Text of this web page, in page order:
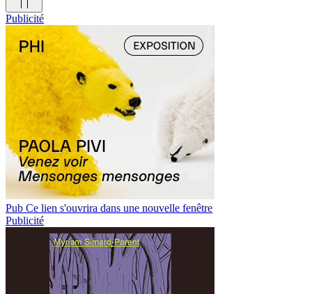
Publicité
Pub Ce lien s'ouvrira dans une nouvelle fenêtre
Publicité